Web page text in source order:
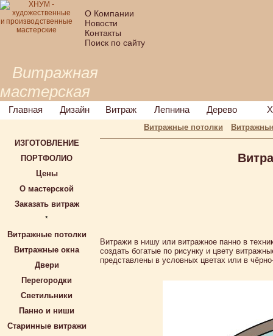
О Компании
Новости
Контакты
Поиск по сайту
Витражная
мастерская
Главная Дизайн Витраж Лепнина Дерево
Витражные потолки
ИЗГОТОВЛЕНИЕ
ПОРТФОЛИО
Цены
О мастерской
Заказать витраж
*
Витражные потолки
Витражные окна
Двери
Перегородки
Светильники
Панно и ниши
Старинные витражи
Витражи в нишу или витражное панно в
создать богатые по рисунку и цвету
представлены в условных цветах или в